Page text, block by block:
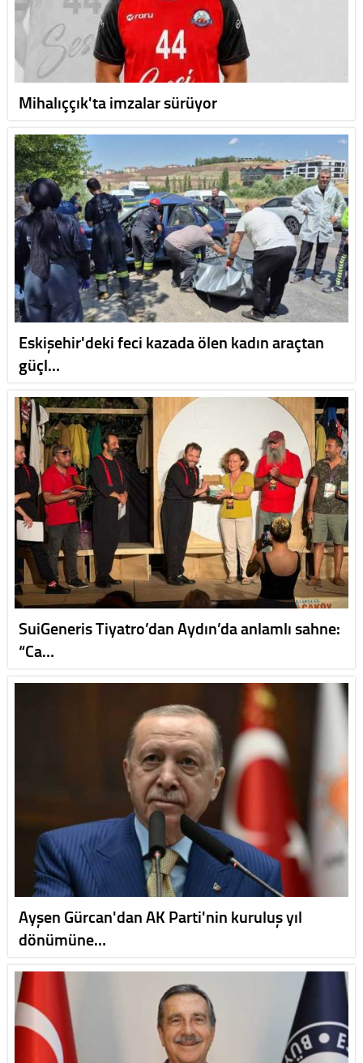
Mihalıççık'ta imzalar sürüyor
Eskişehir'deki feci kazada ölen kadın araçtan
güçl…
SuiGeneris Tiyatro’dan Aydın’da anlamlı sahne:
“Ca…
Ayşen Gürcan'dan AK Parti'nin kuruluş yıl
dönümüne…